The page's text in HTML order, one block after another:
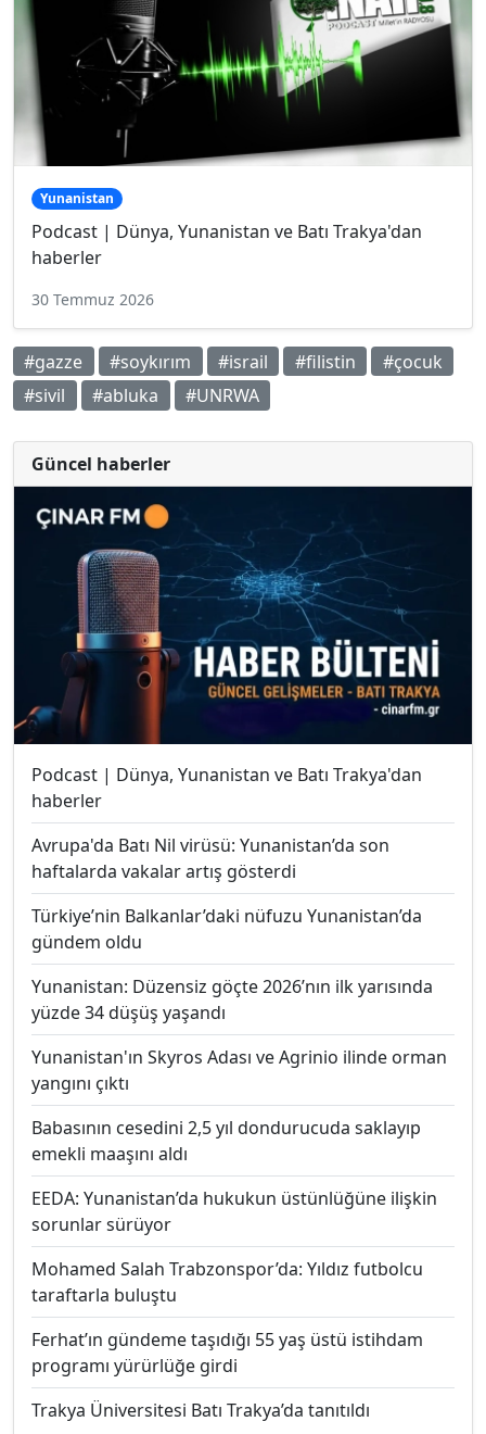
Yunanistan
Podcast | Dünya, Yunanistan ve Batı Trakya'dan
haberler
30 Temmuz 2026
#gazze #soykırım #israil #filistin
#çocuk
#sivil
#abluka #UNRWA
Güncel haberler
Podcast | Dünya, Yunanistan ve Batı Trakya'dan
haberler
Avrupa'da Batı Nil virüsü: Yunanistan’da son
haftalarda vakalar artış gösterdi
Türkiye’nin Balkanlar’daki nüfuzu Yunanistan’da
gündem oldu
Yunanistan: Düzensiz göçte 2026’nın ilk yarısında
yüzde 34 düşüş yaşandı
Yunanistan'ın Skyros Adası ve Agrinio ilinde orman
yangını çıktı
Babasının cesedini 2,5 yıl dondurucuda saklayıp
emekli maaşını aldı
EEDA: Yunanistan’da hukukun üstünlüğüne ilişkin
sorunlar sürüyor
Mohamed Salah Trabzonspor’da: Yıldız futbolcu
taraftarla buluştu
Ferhat’ın gündeme taşıdığı 55 yaş üstü istihdam
programı yürürlüğe girdi
Trakya Üniversitesi Batı Trakya’da tanıtıldı